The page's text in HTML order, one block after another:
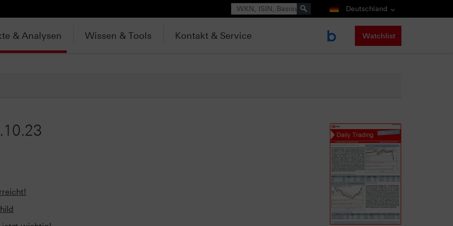
Suche Deutschland
& Analysen Wissen & Tools Kontakt & Service Watchlist